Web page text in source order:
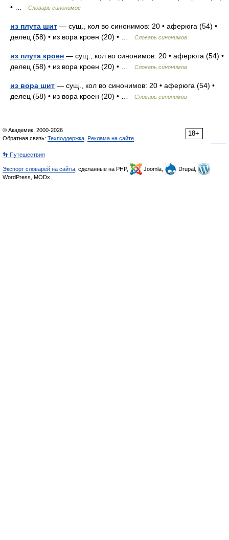
• …
Словарь синонимов
из плута шит — сущ., кол во синонимов: 20 • аферюга (54) •
делец (58) • из вора кроен (20) • …
Словарь синонимов
из плута кроен — сущ., кол во синонимов: 20 • аферюга (54) •
делец (58) • из вора кроен (20) • …
Словарь синонимов
из вора шит — сущ., кол во синонимов: 20 • аферюга (54) •
делец (58) • из вора кроен (20) • …
Словарь синонимов
18+
© Академик, 2000-2026
Обратная связь: Техподдержка Реклама на сайте
👣 Путешествия
Экспорт словарей на сайты , сделанные на PHP, Joomla,
Drupal,
WordPress, MODx.